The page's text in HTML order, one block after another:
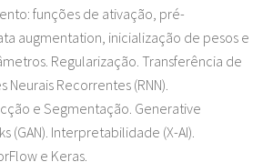
funções de ativação, pré-
augmentation, inicialização de pesos e
Regularização. Transferência de
Recorrentes (RNN).
e Segmentação. Generative
(GAN). Interpretabilidade (X-AI).
e Keras.